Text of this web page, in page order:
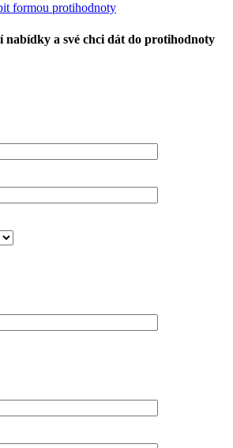
formou protihodnoty
nabídky a své chci dát do protihodnoty